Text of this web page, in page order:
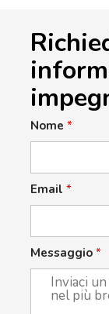
Nome *
Email *
Messaggio *